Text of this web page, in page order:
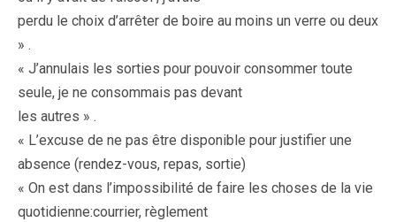
perdu le choix d’arrêter de boire au moins un verre ou deux
» .
« J’annulais les sorties pour pouvoir consommer toute
seule, je ne consommais pas devant
les autres » .
« L’excuse de ne pas être disponible pour justifier une
absence (rendez-vous, repas, sortie)
« On est dans l’impossibilité de faire les choses de la vie
quotidienne:courrier, règlement